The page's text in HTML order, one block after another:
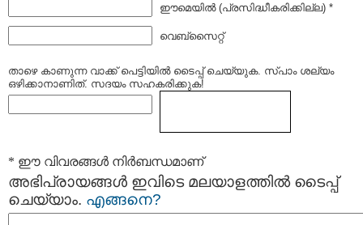
ഈമെയില്‍ (പ്രസിദ്ധീകരിക്കില്ല) *
വെബ്സൈറ്റ്
താഴെ കാണുന്ന വാക്ക് പെട്ടിയില്‍ ടൈപ്പ്‌ ചെയ്യുക. സ്പാം ശല്യം
ഒഴിക്കാനാണിത്. സദയം സഹകരിക്കുക!
* ഈ വിവരങ്ങള്‍ നിര്‍ബന്ധമാണ്
അഭിപ്രായങ്ങള്‍ ഇവിടെ മലയാളത്തില്‍ ടൈപ്പ്
ചെയ്യാം. എങ്ങനെ?